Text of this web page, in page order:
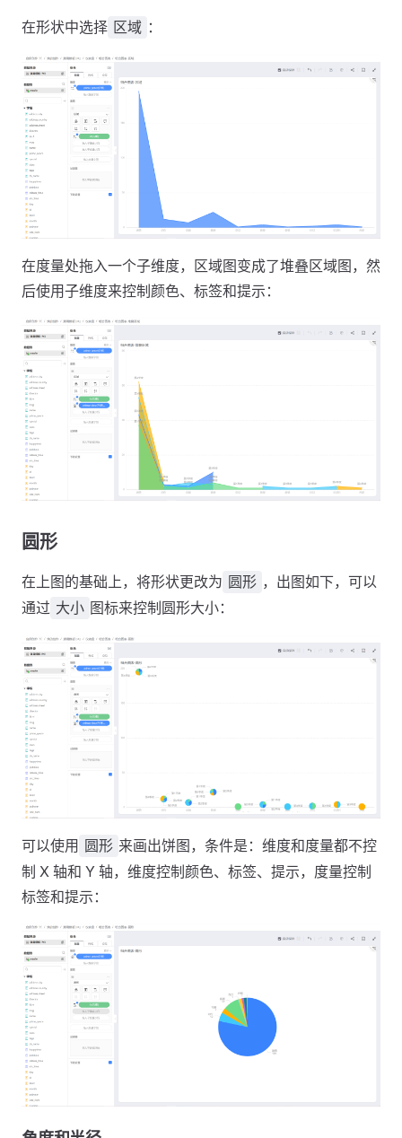
在形状中选择 区域 ：
在度量处拖入一个子维度，区域图变成了堆叠区域图，然
后使用子维度来控制颜色、标签和提示：
圆形
在上图的基础上，将形状更改为 圆形 ，出图如下，可以
通过 大小 图标来控制圆形大小：
可以使用 圆形 来画出饼图，条件是：维度和度量都不控
制 X 轴和 Y 轴，维度控制颜色、标签、提示，度量控制
标签和提示：